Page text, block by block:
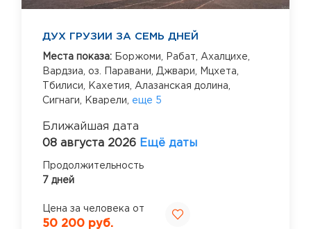
ДУХ ГРУЗИИ ЗА СЕМЬ ДНЕЙ
Места показа: Боржоми, Рабат, Ахалцихе,
Вардзиа, оз. Паравани, Джвари,
Мцхета,
Тбилиси,
Кахетия, Алазанская долина,
Сигнаги,
Кварели, еще 5
Ближайшая дата
08 августа 2026 Ещё даты
Продолжительность
7 дней
Цена за человека от
50 200 руб.